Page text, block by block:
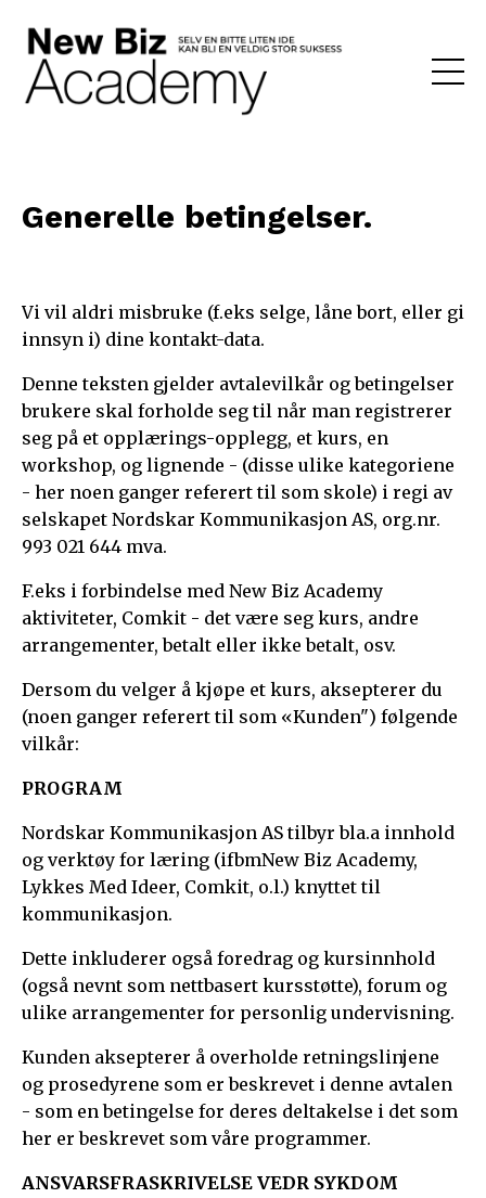
Generelle betingelser.
Vi vil aldri misbruke (f.eks selge, låne bort, eller gi
innsyn i) dine kontakt-data.
Denne teksten gjelder avtalevilkår og betingelser
brukere skal forholde seg til når man registrerer
seg på et opplærings-opplegg, et kurs, en
workshop, og lignende - (disse ulike kategoriene
- her noen ganger referert til som skole) i regi av
selskapet Nordskar Kommunikasjon AS, org.nr.
993 021 644 mva.
F.eks i forbindelse med New Biz Academy
aktiviteter, Comkit - det være seg kurs, andre
arrangementer, betalt eller ikke betalt, osv.
Dersom du velger å kjøpe et kurs, aksepterer du
(noen ganger referert til som «Kunden") følgende
vilkår:
PROGRAM
Nordskar Kommunikasjon AS tilbyr bla.a innhold
og verktøy for læring (ifbmNew Biz Academy,
Lykkes Med Ideer, Comkit, o.l.) knyttet til
kommunikasjon.
Dette inkluderer også foredrag og kursinnhold
(også nevnt som nettbasert kursstøtte), forum og
ulike arrangementer for personlig undervisning.
Kunden aksepterer å overholde retningslinjene
og prosedyrene som er beskrevet i denne avtalen
- som en betingelse for deres deltakelse i det som
her er beskrevet som våre programmer.
ANSVARSFRASKRIVELSE VEDR SYKDOM